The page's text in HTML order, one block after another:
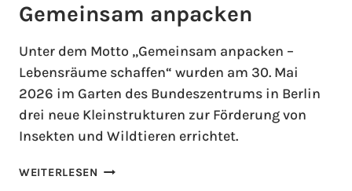
Gemeinsam anpacken
Unter dem Motto „Gemeinsam anpacken –
Lebensräume schaffen“ wurden am 30. Mai
2026 im Garten des Bundeszentrums in Berlin
drei neue Kleinstrukturen zur Förderung von
Insekten und Wildtieren errichtet.
WEITERLESEN